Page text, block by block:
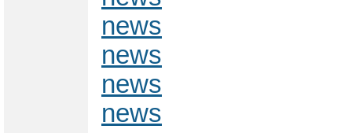
news
news
news
news